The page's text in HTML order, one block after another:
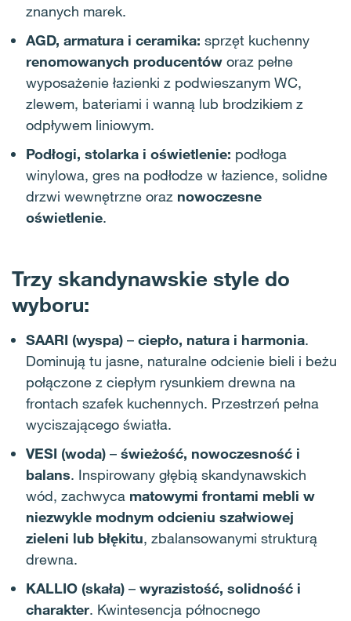
znanych marek.
AGD, armatura i ceramika: sprzęt kuchenny
renomowanych producentów oraz pełne
wyposażenie łazienki z podwieszanym WC,
zlewem, bateriami i wanną lub brodzikiem z
odpływem liniowym.
Podłogi, stolarka i oświetlenie: podłoga
winylowa, gres na podłodze w łazience, solidne
drzwi wewnętrzne oraz nowoczesne
oświetlenie.
Trzy skandynawskie style do
wyboru:
SAARI (wyspa) – ciepło, natura i harmonia.
Dominują tu jasne, naturalne odcienie bieli i beżu
połączone z ciepłym rysunkiem drewna na
frontach szafek kuchennych. Przestrzeń pełna
wyciszającego światła.
VESI (woda) – świeżość, nowoczesność i
balans. Inspirowany głębią skandynawskich
wód, zachwyca matowymi frontami mebli w
niezwykle modnym odcieniu szałwiowej
zieleni lub błękitu, zbalansowanymi strukturą
drewna.
KALLIO (skała) – wyrazistość, solidność i
charakter. Kwintesencja północnego